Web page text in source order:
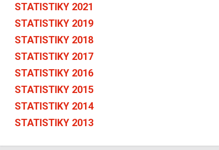
STATISTIKY 2021
STATISTIKY 2019
STATISTIKY 2018
STATISTIKY 2017
STATISTIKY 2016
STATISTIKY 2015
STATISTIKY 2014
STATISTIKY 2013